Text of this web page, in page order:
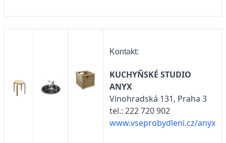
Kontakt:
KUCHYŇSKÉ STUDIO
ANYX
Vinohradská 131, Praha 3
tel.: 222 720 902
www.vseprobydleni.cz/anyx